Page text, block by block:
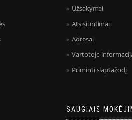
Užsakymai
Atsisiuntimai
Adresai
Vartotojo
Priminti slaptažodį
SAUGIAIS